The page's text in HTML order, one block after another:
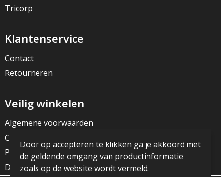
Tricorp
Klantenservice
Contact
Retourneren
Veilig winkelen
Algemene voorwaarden
Cookieverklaring
Privacyverklaring
Disclaimer
Door op accepteren te klikken ga je akkoord met
de geldende omgang van productinformatie
zoals op de website wordt vermeld.